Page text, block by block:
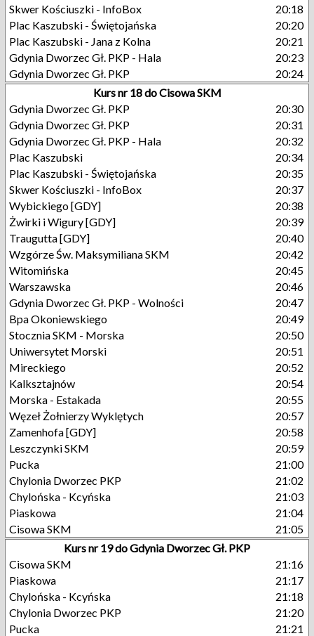
Skwer Kościuszki - InfoBox
20:18
Plac Kaszubski - Świętojańska
20:20
Plac Kaszubski - Jana z Kolna
20:21
Gdynia Dworzec Gł. PKP - Hala
20:23
Gdynia Dworzec Gł. PKP
20:24
Kurs nr 18 do Cisowa SKM
Gdynia Dworzec Gł. PKP
20:30
Gdynia Dworzec Gł. PKP
20:31
Gdynia Dworzec Gł. PKP - Hala
20:32
Plac Kaszubski
20:34
Plac Kaszubski - Świętojańska
20:35
Skwer Kościuszki - InfoBox
20:37
Wybickiego [GDY]
20:38
Żwirki i Wigury [GDY]
20:39
Traugutta [GDY]
20:40
Wzgórze Św. Maksymiliana SKM
20:42
Witomińska
20:45
Warszawska
20:46
Gdynia Dworzec Gł. PKP - Wolności
20:47
Bpa Okoniewskiego
20:49
Stocznia SKM - Morska
20:50
Uniwersytet Morski
20:51
Mireckiego
20:52
Kalksztajnów
20:54
Morska - Estakada
20:55
Węzeł Żołnierzy Wyklętych
20:57
Zamenhofa [GDY]
20:58
Leszczynki SKM
20:59
Pucka
21:00
Chylonia Dworzec PKP
21:02
Chylońska - Kcyńska
21:03
Piaskowa
21:04
Cisowa SKM
21:05
Kurs nr 19 do Gdynia Dworzec Gł. PKP
Cisowa SKM
21:16
Piaskowa
21:17
Chylońska - Kcyńska
21:18
Chylonia Dworzec PKP
21:20
Pucka
21:21